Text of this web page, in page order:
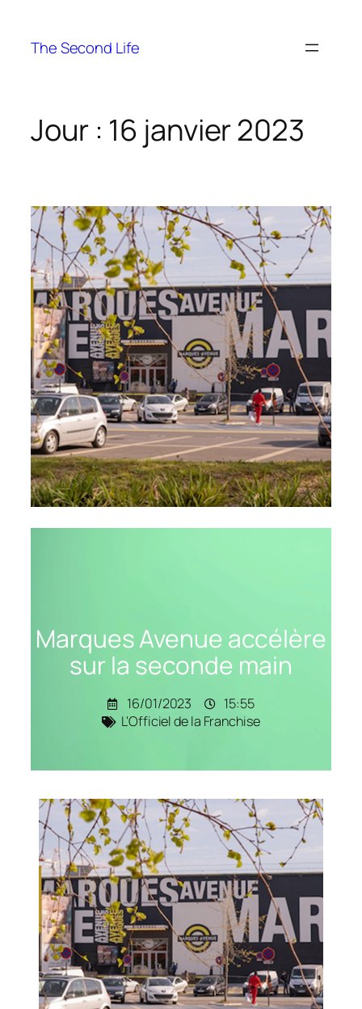
The Second Life
Jour : 16 janvier 2023
Marques Avenue accélère
Marques Avenue accélère
sur la seconde main
16/01/2023
15:55
L'Officiel de la Franchise